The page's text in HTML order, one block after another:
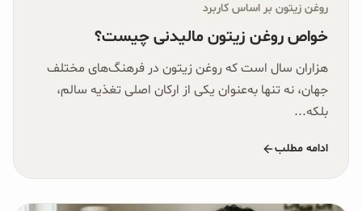
روغن زیتون بر اساس کاربرد
خواص روغن زیتون مالیدنی چیست؟
هزاران سال است که روغن زیتون در فرهنگ‌های مختلف
جهان، نه تنها به‌عنوان یکی از ارکان اصلی تغذیه سالم،
بلکه...
ادامه مطلب